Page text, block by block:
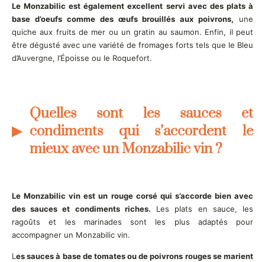
Le Monzabilic est également excellent servi avec des plats à
base d’oeufs comme des œufs brouillés aux poivrons, une
quiche aux fruits de mer ou un gratin au saumon. Enfin, il peut
être dégusté avec une variété de fromages forts tels que le Bleu
d’Auvergne, l’Époisse ou le Roquefort.
Quelles sont les sauces et
condiments qui s’accordent le
mieux avec un Monzabilic vin ?
Le Monzabilic vin est un rouge corsé qui s’accorde bien avec
des sauces et condiments riches. Les plats en sauce, les
ragoûts et les marinades sont les plus adaptés pour
accompagner un Monzabilic vin.
L es sauces à base de tomates ou de poivrons rouges se marient